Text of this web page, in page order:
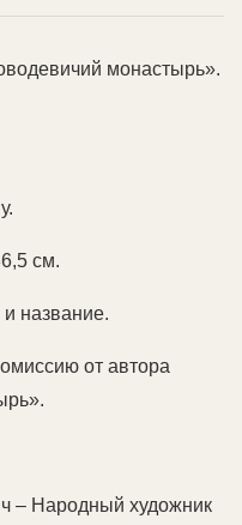
монастырь».
см.
название.
от автора
– Народный художник